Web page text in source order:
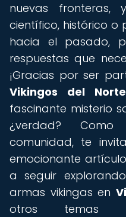
nuevas
científico, histórico o
hacia el pasado,
respuestas que
¡Gracias por ser
Vikingos del Norte
fascinante misterio
¿verdad?
comunidad, te
emocionante
a seguir
armas vikingas en
otros temas